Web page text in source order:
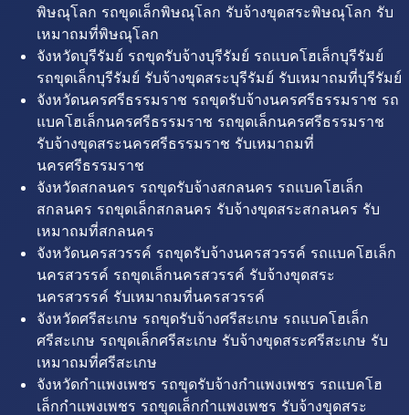
พิษณุโลก รถขุดเล็กพิษณุโลก รับจ้างขุดสระพิษณุโลก รับ
เหมาถมที่พิษณุโลก
จังหวัดบุรีรัมย์ รถขุดรับจ้างบุรีรัมย์ รถแบคโฮเล็กบุรีรัมย์
รถขุดเล็กบุรีรัมย์ รับจ้างขุดสระบุรีรัมย์ รับเหมาถมที่บุรีรัมย์
จังหวัดนครศรีธรรมราช รถขุดรับจ้างนครศรีธรรมราช รถ
แบคโฮเล็กนครศรีธรรมราช รถขุดเล็กนครศรีธรรมราช
รับจ้างขุดสระนครศรีธรรมราช รับเหมาถมที่
นครศรีธรรมราช
จังหวัดสกลนคร รถขุดรับจ้างสกลนคร รถแบคโฮเล็ก
สกลนคร รถขุดเล็กสกลนคร รับจ้างขุดสระสกลนคร รับ
เหมาถมที่สกลนคร
จังหวัดนครสวรรค์ รถขุดรับจ้างนครสวรรค์ รถแบคโฮเล็ก
นครสวรรค์ รถขุดเล็กนครสวรรค์ รับจ้างขุดสระ
นครสวรรค์ รับเหมาถมที่นครสวรรค์
จังหวัดศรีสะเกษ รถขุดรับจ้างศรีสะเกษ รถแบคโฮเล็ก
ศรีสะเกษ รถขุดเล็กศรีสะเกษ รับจ้างขุดสระศรีสะเกษ รับ
เหมาถมที่ศรีสะเกษ
จังหวัดกำแพงเพชร รถขุดรับจ้างกำแพงเพชร รถแบคโฮ
เล็กกำแพงเพชร รถขุดเล็กกำแพงเพชร รับจ้างขุดสระ